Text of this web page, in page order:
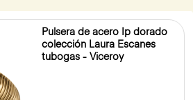
Pulsera de acero Ip dorado
colección Laura Escanes
tubogas - Viceroy